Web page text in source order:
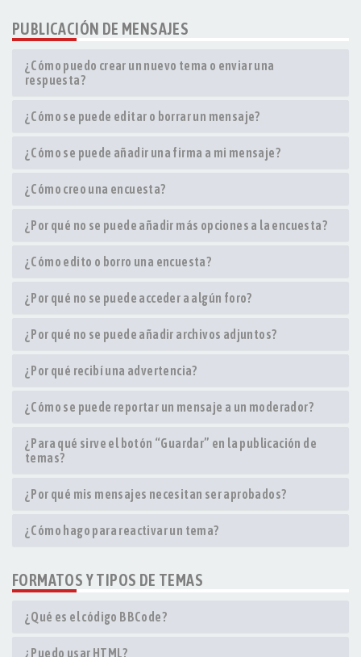
PUBLICACIÓN DE MENSAJES
¿Cómo puedo crear un nuevo tema o enviar una
respuesta?
¿Cómo se puede editar o borrar un mensaje?
¿Cómo se puede añadir una firma a mi mensaje?
¿Cómo creo una encuesta?
¿Por qué no se puede añadir más opciones a la encuesta?
¿Cómo edito o borro una encuesta?
¿Por qué no se puede acceder a algún foro?
¿Por qué no se puede añadir archivos adjuntos?
¿Por qué recibí una advertencia?
¿Cómo se puede reportar un mensaje a un moderador?
¿Para qué sirve el botón “Guardar” en la publicación de
temas?
¿Por qué mis mensajes necesitan ser aprobados?
¿Cómo hago para reactivar un tema?
FORMATOS Y TIPOS DE TEMAS
¿Qué es el código BBCode?
¿Puedo usar HTML?